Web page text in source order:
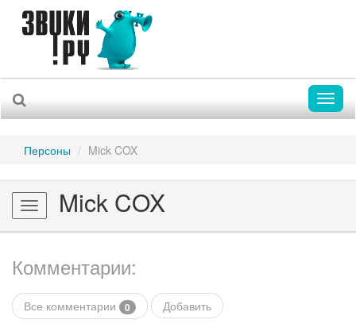
Персоны Mick COX
Toggle
navigation
Mick COX
Комментарии:
Все комментарии 0 Добавить